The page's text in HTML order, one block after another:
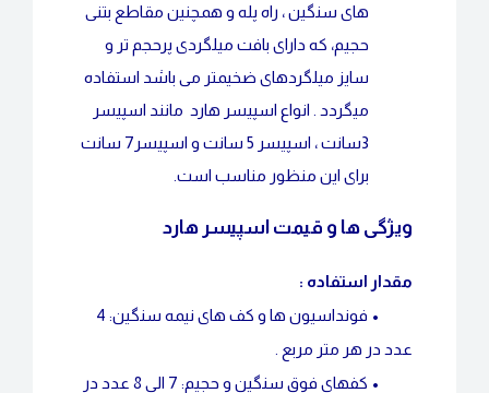
های سنگین ، راه پله و همچنین مقاطع بتنی
حجیم، که دارای بافت میلگردی پرحجم تر و
سایز میلگردهای ضخیمتر می باشد استفاده
میگردد . انواع اسپیسر هارد مانند اسپیسر
3سانت ، اسپیسر 5 سانت و اسپیسر7 سانت
برای این منظور مناسب است.
ویژگی ها و قیمت اسپیسر هارد
مقدار استفاده :
•
فونداسیون ها و کف های نیمه سنگین: 4
عدد در هر متر مربع .
•
کفهای فوق سنگین و حجیم: 7 الی 8 عدد در